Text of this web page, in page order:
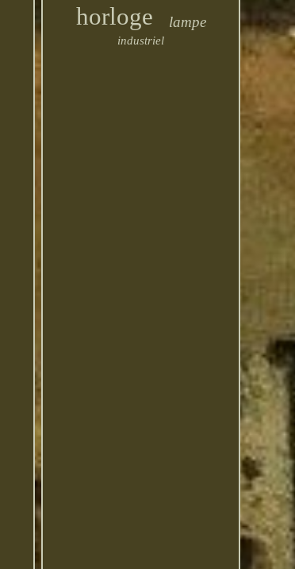
horloge lampe
industriel